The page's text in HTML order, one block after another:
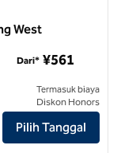
West
Garden Inn Beijing
Dari* ¥561
Termasuk biaya
Diskon Honors
Pilih Tanggal